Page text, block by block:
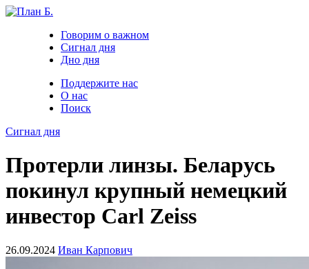
Говорим о важном
Сигнал дня
Дно дня
Поддержите нас
О нас
Поиск
Сигнал дня
Протерли линзы. Беларусь
покинул крупный немецкий
инвестор Сarl Zeiss
26.09.2024 Иван Карпович